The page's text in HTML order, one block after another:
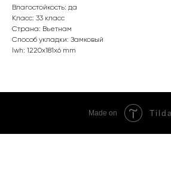
Влагостойкость: да
Класс: 33 класс
Страна: Вьетнам
Способ укладки: Замковый
lwh: 1220x181x6 mm
Made on Tilda